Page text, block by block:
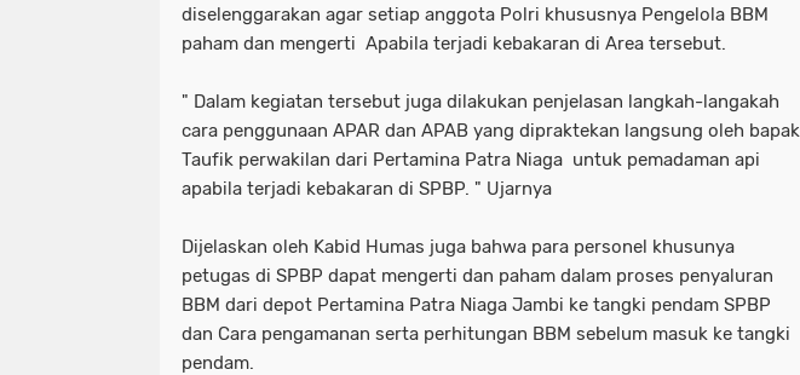
diselenggarakan agar setiap anggota Polri khususnya Pengelola BBM
paham dan mengerti Apabila terjadi kebakaran di Area tersebut.
" Dalam kegiatan tersebut juga dilakukan penjelasan langkah-langakah
cara penggunaan APAR dan APAB yang dipraktekan langsung oleh bapak
Taufik perwakilan dari Pertamina Patra Niaga untuk pemadaman api
apabila terjadi kebakaran di SPBP. " Ujarnya
Dijelaskan oleh Kabid Humas juga bahwa para personel khusunya
petugas di SPBP dapat mengerti dan paham dalam proses penyaluran
BBM dari depot Pertamina Patra Niaga Jambi ke tangki pendam SPBP
dan Cara pengamanan serta perhitungan BBM sebelum masuk ke tangki
pendam.